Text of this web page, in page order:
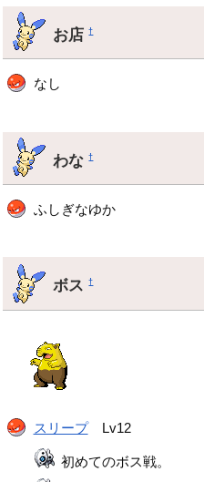
お店†
なし
わな†
ふしぎなゆか
ボス†
スリープLv12
初めてのボス戦。